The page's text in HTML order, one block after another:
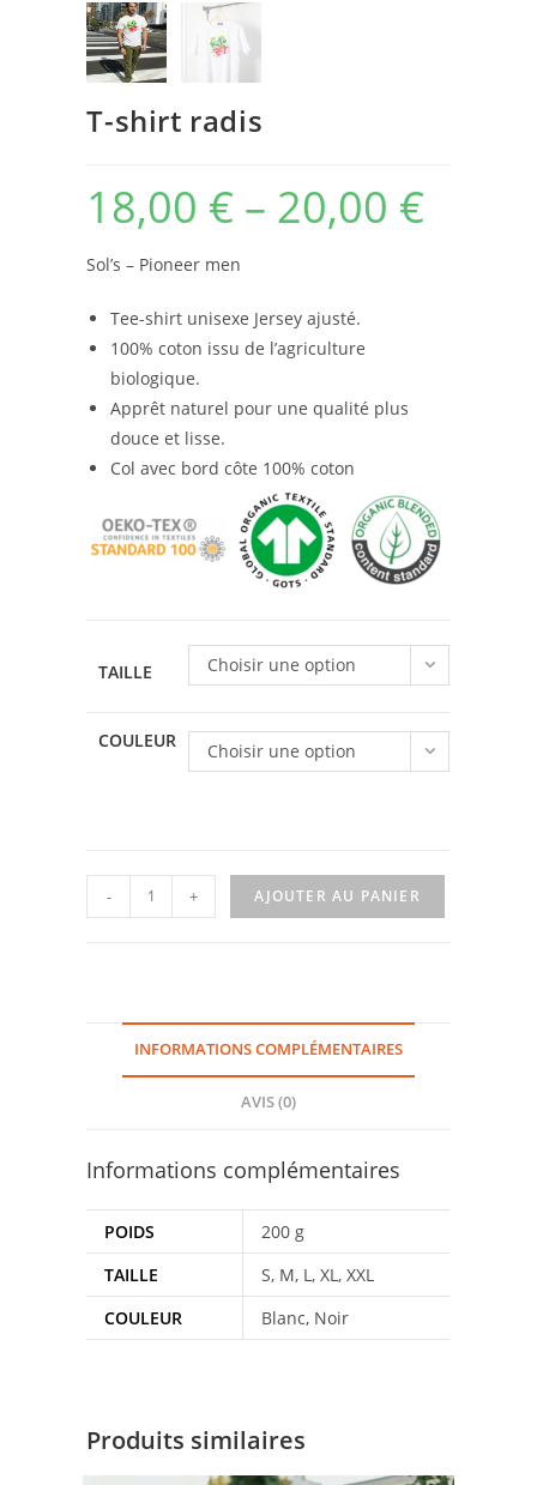
T-shirt radis
18,00 € – 20,00 €
Sol’s – Pioneer men
Tee-shirt unisexe Jersey ajusté.
100% coton issu de l’agriculture
biologique.
Apprêt naturel pour une qualité plus
douce et lisse.
Col avec bord côte 100% coton
TAILLE Choisir une option
COULEUR Choisir une option
quantité
de
- + AJOUTER AU PANIER
INFORMATIONS COMPLÉMENTAIRES
AVIS (0)
Informations complémentaires
POIDS
200 g
TAILLE
S, M, L, XL, XXL
COULEUR
Blanc, Noir
Produits similaires